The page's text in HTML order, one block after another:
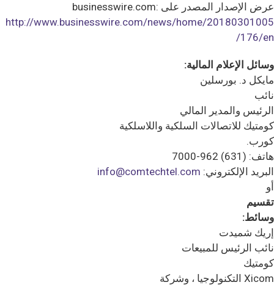
عرض الإصدار المصدر على businesswire.com:
http://www.businesswire.com/news/home/20180301005
176/en/
وسائل الإعلام المالية:
مايكل د. بورسلين
نائب
الرئيس والمدير المالي
كومتيك للاتصالات السلكية واللاسلكية
كورب.
هاتف: (631) 962-7000
البريد الإلكتروني: info@comtechtel.com
أو
تقسيم
وسائط:
إريك شميدت
نائب الرئيس للمبيعات
كومتيك
Xicom التكنولوجيا ، وشركة